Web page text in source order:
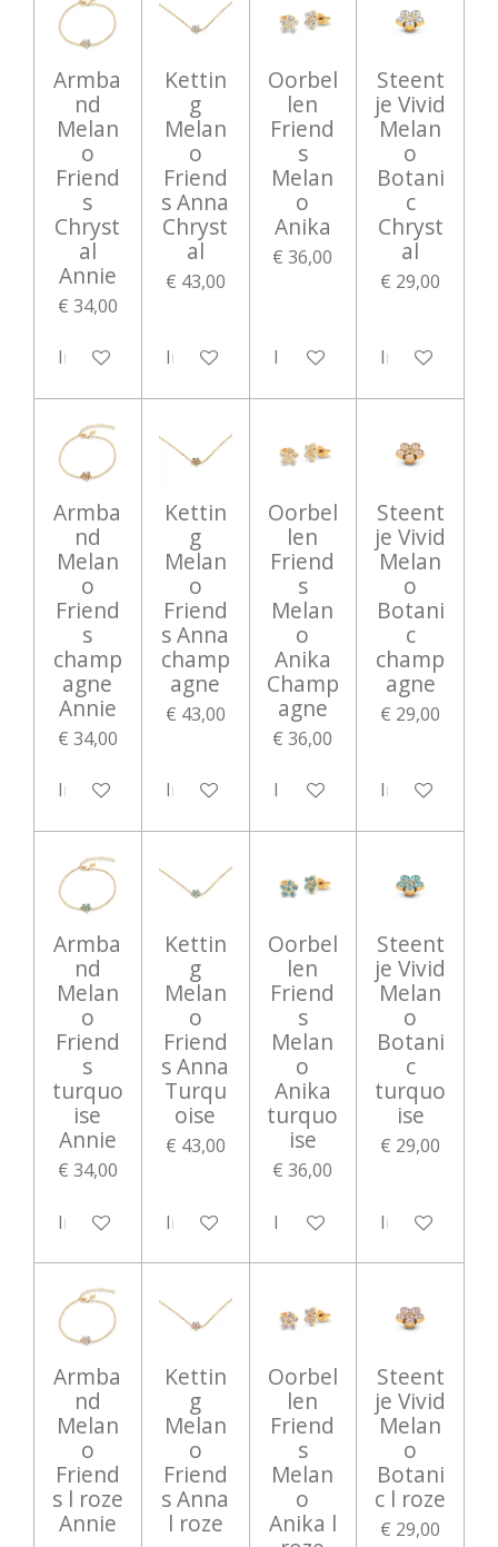
Armba
nd
Melan
o
Friend
s
Chryst
al
Annie
€ 34,00
In winkelwagen
Kettin
g
Melan
o
Friend
s Anna
Chryst
al
€ 43,00
In winkelwagen
Oorbel
len
Friend
s
Melan
o
Anika
€ 36,00
In winkelwagen
Steent
je Vivid
Melan
o
Botani
c
Chryst
al
€ 29,00
In
Armba
nd
Melan
o
Friend
s
champ
agne
Annie
€ 34,00
In winkelwagen
Kettin
g
Melan
o
Friend
s Anna
champ
agne
€ 43,00
In winkelwagen
Oorbel
len
Friend
s
Melan
o
Anika
Champ
agne
€ 36,00
In winkelwagen
Steent
je Vivid
Melan
o
Botani
c
champ
agne
€ 29,00
In
Armba
nd
Melan
o
Friend
s
turquo
ise
Annie
€ 34,00
In winkelwagen
Kettin
g
Melan
o
Friend
s Anna
Turqu
oise
€ 43,00
In winkelwagen
Oorbel
len
Friend
s
Melan
o
Anika
turquo
ise
€ 36,00
In winkelwagen
Steent
je Vivid
Melan
o
Botani
c
turquo
ise
€ 29,00
In
Armba
nd
Melan
o
Friend
s l roze
Annie
Kettin
g
Melan
o
Friend
s Anna
l roze
Oorbel
len
Friend
s
Melan
o
Anika l
Steent
je Vivid
Melan
o
Botani
c l roze
€ 29,00